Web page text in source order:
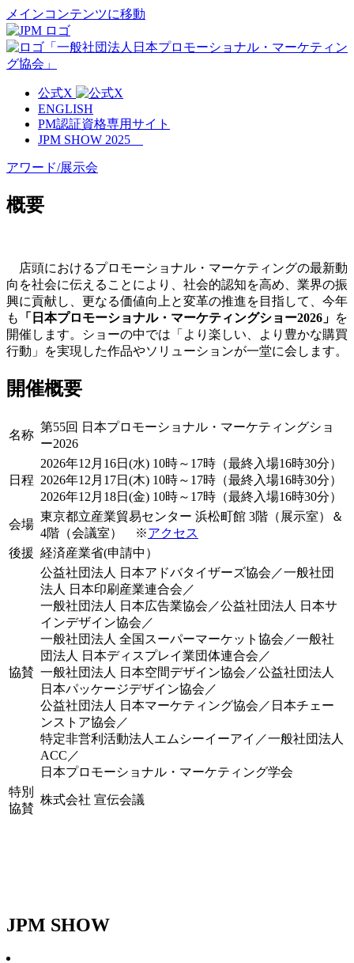
メインコンテンツに移動
公式X
ENGLISH
PM認証資格専用サイト
JPM SHOW 2025
アワード/展示会
概要
店頭におけるプロモーショナル・マーケティングの最新動
向を社会に伝えることにより、社会的認知を高め、業界の振
興に貢献し、更なる価値向上と変革の推進を目指して、今年
も
「日本プロモーショナル・マーケティングショー2026」 を
開催します。ショーの中では「より楽しい、より豊かな購買
行動」を実現した作品やソリューションが一堂に会します。
開催概要
名称
第55回 日本プロモーショナル・マーケティングショ
ー2026
日程
2026年12月16日(水) 10時～17時（最終入場16時30分）
2026年12月17日(木) 10時～17時（最終入場16時30分）
2026年12月18日(金) 10時～17時（最終入場16時30分）
会場
東京都立産業貿易センター 浜松町館 3階（展示室）＆
4階（会議室） ※アクセス
後援 経済産業省(申請中）
協賛
公益社団法人 日本アドバタイザーズ協会／一般社団
法人 日本印刷産業連合会／
一般社団法人 日本広告業協会／公益社団法人 日本サ
インデザイン協会／
一般社団法人 全国スーパーマーケット協会／一般社
団法人 日本ディスプレイ業団体連合会／
一般社団法人 日本空間デザイン協会／公益社団法人
日本パッケージデザイン協会／
公益社団法人 日本マーケティング協会／日本チェー
ンストア協会／
特定非営利活動法人エムシーイーアイ／一般社団法人
ACC／
日本プロモーショナル・マーケティング学会
特別
協賛
株式会社 宣伝会議
JPM SHOW